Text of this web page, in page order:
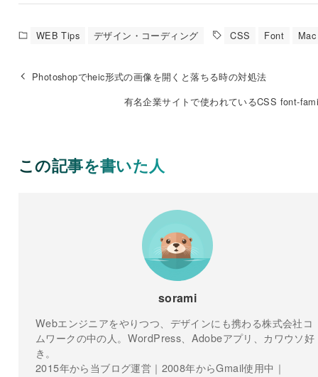
WEB Tips デザイン・コーディング CSS Font Mac
Photoshopでheic形式の画像を開くと落ちる時の対処法
有名企業サイトで使われているCSS font-
この記事を書いた人
sorami
Webエンジニアをやりつつ、デザインにも携わる株式会社コ
ムワークの中の人。WordPress、Adobeアプリ、カワウソ好
き。
2015年から当ブログ運営｜2008年からGmail使用中｜